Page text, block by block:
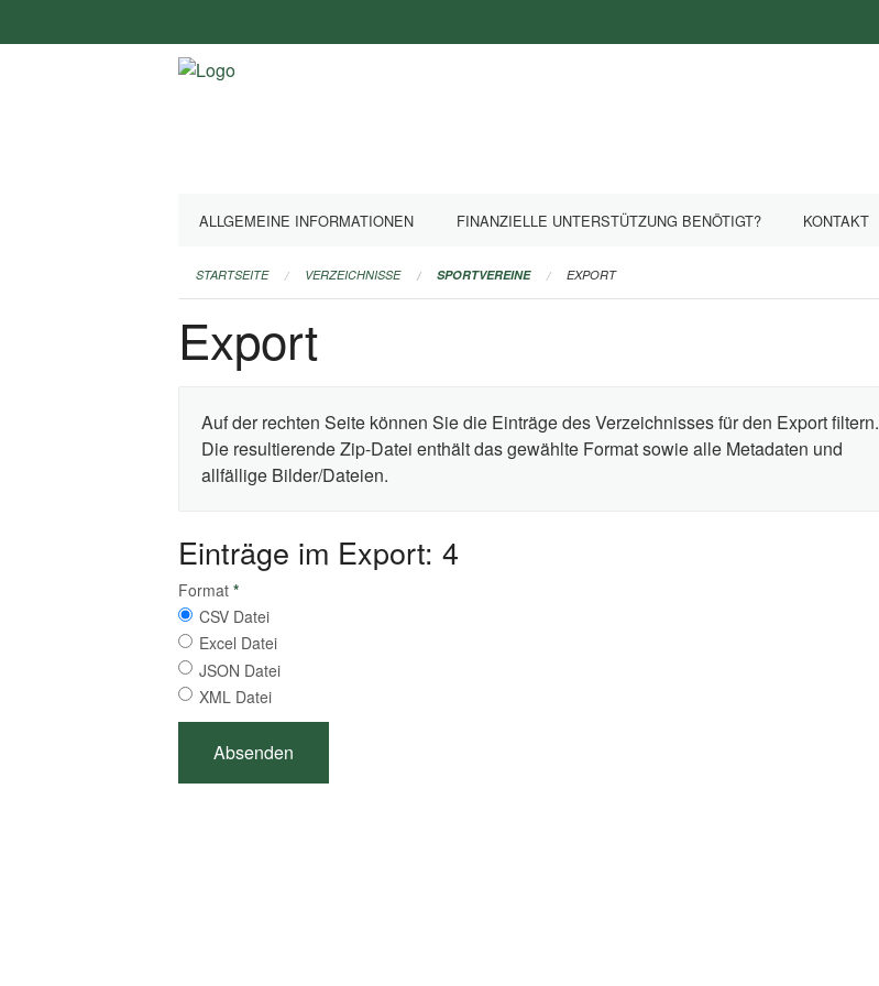
überspringen
ALLGEMEINE INFORMATIONEN FINANZIELLE UNTERSTÜTZUNG BENÖTIGT? KONTAKT
STARTSEITE VERZEICHNISSE SPORTVEREINE EXPORT
Export
Auf der rechten Seite können Sie die Einträge des Verzeichnisses für den Export filtern.
Die resultierende Zip-Datei enthält das gewählte Format sowie alle Metadaten und
allfällige Bilder/Dateien.
Einträge im Export: 4
Format *
CSV Datei
Excel Datei
JSON Datei
XML Datei